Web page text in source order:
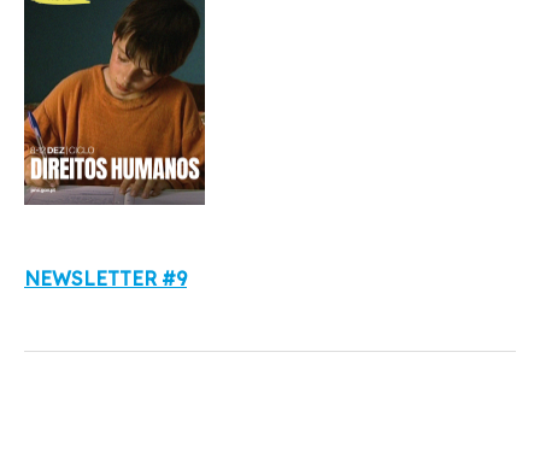
NEWSLETTER #9